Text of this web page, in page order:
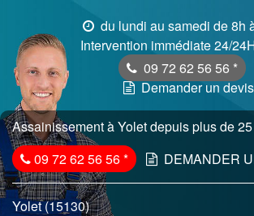
du lundi au samedi de 8h
Intervention immédiate 24/
09 72 62 56 56 *
Demander un devis
Assainissement à Yolet depuis plus de
09 72 62 56 56* DEMANDER
Yolet (15130)